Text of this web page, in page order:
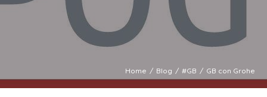
Home Blog #GB GB con Grohe